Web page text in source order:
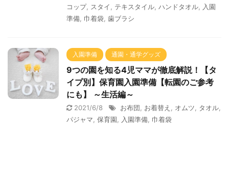
コップ, スタイ テキスタイル ハンドタオル
入園
準備 巾着袋 歯ブラシ
入園準備 通園・通学グッズ
9つの園を知る4児ママが徹底解説！【タ
イプ別】保育園入園準備【転園のご参考
にも】 ～生活編～
2021/6/8 お布団 お着替え オムツ タオル
パジャマ 保育園 入園準備 巾着袋